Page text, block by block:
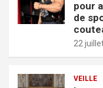
pour
de
22
VEILLE